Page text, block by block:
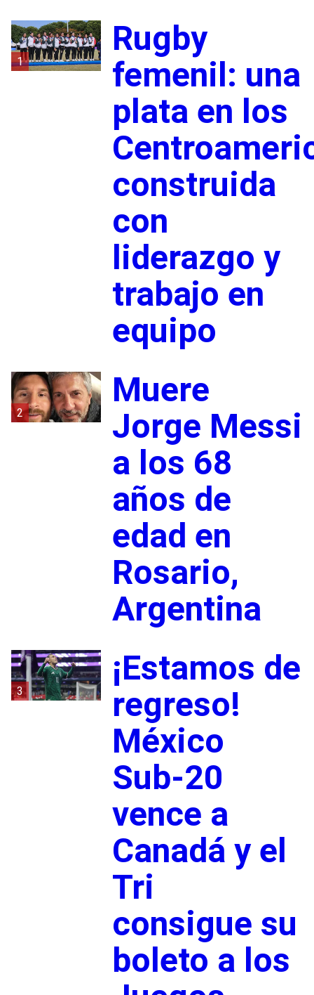
1
Rugby
femenil: una
plata en los
construida
con
liderazgo y
trabajo en
equipo
2
Muere
Jorge Messi
a los 68
años de
edad en
Rosario,
Argentina
3
¡Estamos de
regreso!
México
Sub-20
vence a
Canadá y el
Tri
consigue su
boleto a los